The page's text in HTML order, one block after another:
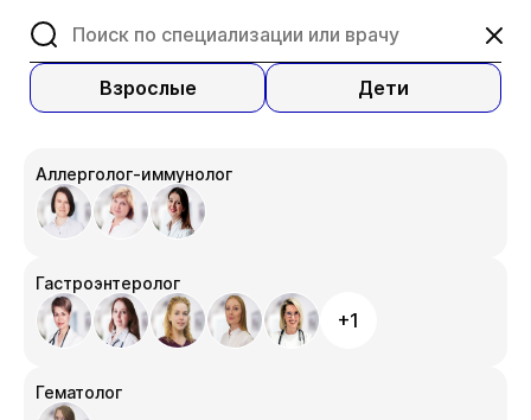
Взрослые Дети
Аллерголог-иммунолог
Гастроэнтеролог
+1
Гематолог